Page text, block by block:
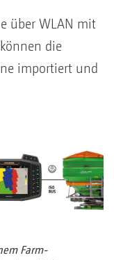
über WLAN mit
die
importiert und
Farm-